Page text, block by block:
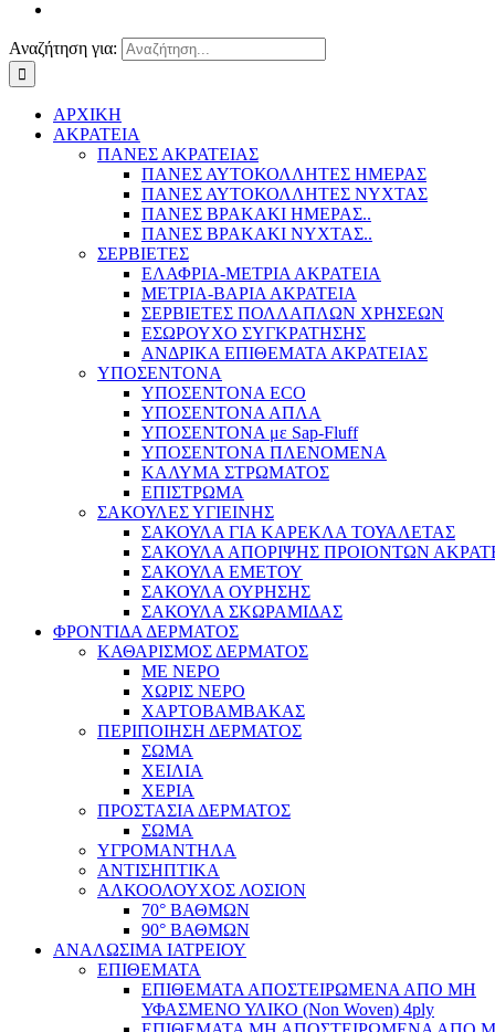
Αναζήτηση για:
ΑΡΧΙΚΗ
ΑΚΡΑΤΕΙΑ
ΠΑΝΕΣ ΑΚΡΑΤΕΙΑΣ
ΠΑΝΕΣ ΑΥΤΟΚΟΛΛΗΤΕΣ ΗΜΕΡΑΣ
ΠΑΝΕΣ ΑΥΤΟΚΟΛΛΗΤΕΣ ΝΥΧΤΑΣ
ΠΑΝΕΣ ΒΡΑΚΑΚΙ ΗΜΕΡΑΣ..
ΠΑΝΕΣ ΒΡΑΚΑΚΙ ΝΥΧΤΑΣ..
ΣΕΡΒΙΕΤΕΣ
ΕΛΑΦΡΙΑ-ΜΕΤΡΙΑ ΑΚΡΑΤΕΙΑ
ΜΕΤΡΙΑ-ΒΑΡΙΑ ΑΚΡΑΤΕΙΑ
ΣΕΡΒΙΕΤΕΣ ΠΟΛΛΑΠΛΩΝ ΧΡΗΣΕΩΝ
ΕΣΩΡΟΥΧΟ ΣΥΓΚΡΑΤΗΣΗΣ
ΑΝΔΡΙΚΑ ΕΠΙΘΕΜΑΤΑ ΑΚΡΑΤΕΙΑΣ
ΥΠΟΣΕΝΤΟΝΑ
ΥΠΟΣΕΝΤΟΝΑ ECO
ΥΠΟΣΕΝΤΟΝΑ ΑΠΛΑ
ΥΠΟΣΕΝΤΟΝΑ με Sap-Fluff
ΥΠΟΣΕΝΤΟΝΑ ΠΛΕΝΟΜΕΝΑ
ΚΑΛΥΜΑ ΣΤΡΩΜΑΤΟΣ
ΕΠΙΣΤΡΩΜΑ
ΣΑΚΟΥΛΕΣ ΥΓΙΕΙΝΗΣ
ΣΑΚΟΥΛΑ ΓΙΑ ΚΑΡΕΚΛΑ ΤΟΥΑΛΕΤΑΣ
ΣΑΚΟΥΛΑ ΑΠΟΡΙΨΗΣ ΠΡΟΙΟΝΤΩΝ
ΣΑΚΟΥΛΑ ΕΜΕΤΟΥ
ΣΑΚΟΥΛΑ ΟΥΡΗΣΗΣ
ΣΑΚΟΥΛΑ ΣΚΩΡΑΜΙΔΑΣ
ΦΡΟΝΤΙΔΑ ΔΕΡΜΑΤΟΣ
ΚΑΘΑΡΙΣΜΟΣ ΔΕΡΜΑΤΟΣ
ΜΕ ΝΕΡΟ
ΧΩΡΙΣ ΝΕΡΟ
ΧΑΡΤΟΒΑΜΒΑΚΑΣ
ΠΕΡΙΠΟΙΗΣΗ ΔΕΡΜΑΤΟΣ
ΣΩΜΑ
ΧΕΙΛΙΑ
ΧΕΡΙΑ
ΠΡΟΣΤΑΣΙΑ ΔΕΡΜΑΤΟΣ
ΣΩΜΑ
ΥΓΡΟΜΑΝΤΗΛΑ
ΑΝΤΙΣΗΠΤΙΚΑ
ΑΛΚΟΟΛΟΥΧΟΣ ΛΟΣΙΟΝ
70° ΒΑΘΜΩΝ
90° ΒΑΘΜΩΝ
ΑΝΑΛΩΣΙΜΑ ΙΑΤΡΕΙΟΥ
ΕΠΙΘΕΜΑΤΑ
ΕΠΙΘΕΜΑΤΑ ΑΠΟΣΤΕΙΡΩΜΕΝΑ ΑΠΟ ΜΗ
ΥΦΑΣΜΕΝΟ ΥΛΙΚΟ (Non Woven) 4ply